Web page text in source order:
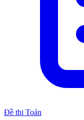
Đề thi Toán